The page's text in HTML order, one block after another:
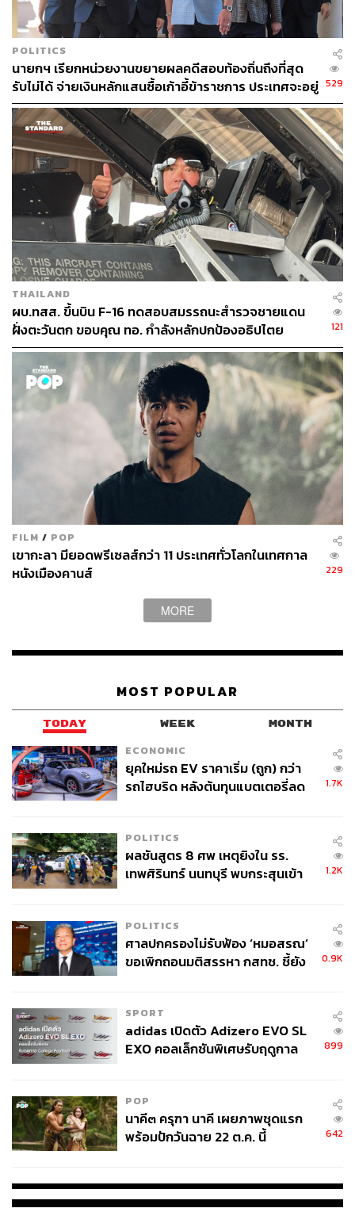
225
ABOUT THE AUTHOR
THE STANDARD TEAM
กองบรรณาธิการ THE STANDARD
ABOUT THE PHOTOGRAPHER
ณาฌารัฐ ภักดีอาสา
ช่างภาพข่าว ประจำสำนักข่าว THE
STANDARD
POLITICS
นายกฯ เรียกหน่วยงานขยายผลคดีสอบท้องถิ่นถึงที่สุด
รับไม่ได้ จ่ายเงินหลักแสนซื้อเก้าอี้ข้าราชการ ประเทศจะอยู่
ได้อย่างไร
529
THAILAND
ผบ.ทสส. ขึ้นบิน F-16 ทดสอบสมรรถนะสำรวจชายแดน
ฝั่งตะวันตก ขอบคุณ ทอ. กำลังหลักปกป้องอธิปไตย
121
FILM / POP
เขากะลา มียอดพรีเซลส์กว่า 11 ประเทศทั่วโลกในเทศกาล
หนังเมืองคานส์
229
MORE
MOST POPULAR
TODAY WEEK MONTH
ECONOMIC
ยุคใหม่รถ EV ราคาเริ่ม (ถูก) กว่า
รถไฮบริด หลังต้นทุนแบตเตอรี่ลด
1.7K
POLITICS
ผลชันสูตร 8 ศพ เหตุยิงใน รร.
เทพศิรินทร์ นนทบุรี พบกระสุนเข้า
1.2K
POLITICS
ศาลปกครองไม่รับฟ้อง ‘หมอสรณ’
ขอเพิกถอนมติสรรหา กสทช. ชี้ยัง
0.9K
SPORT
adidas เปิดตัว Adizero EVO SL
EXO คอลเล็กชันพิเศษรับฤดูกาล
899
POP
นาคี๓ ครุฑา นาคี เผยภาพชุดแรก
พร้อมปักวันฉาย 22 ต.ค. นี้
642